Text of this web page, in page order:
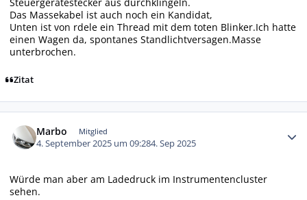
Steuergerätestecker aus durchklingeln.
Das Massekabel ist auch noch ein Kandidat,
Unten ist von rdele ein Thread mit dem toten Blinker.Ich hatte
einen Wagen da, spontanes Standlichtversagen.Masse
unterbrochen.
Zitat
Marbo Mitglied
4. September 2025 um 09:284. Sep 2025
Würde man aber am Ladedruck im Instrumentencluster
sehen.